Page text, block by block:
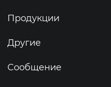
Продукции
Другие
Сообщение